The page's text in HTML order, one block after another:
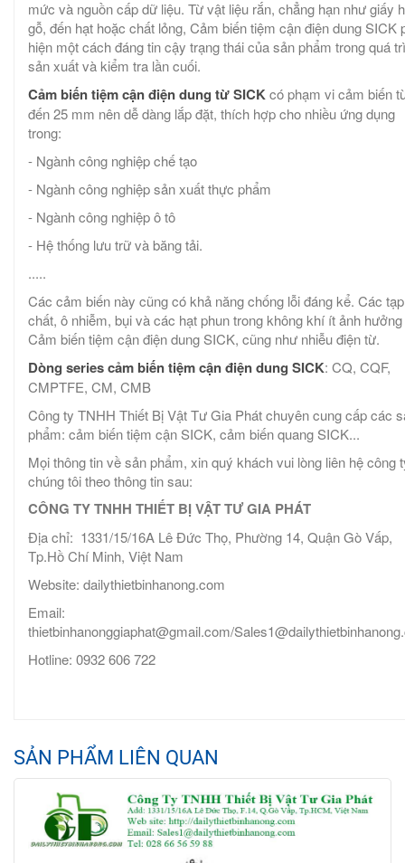
mức và nguồn cấp dữ liệu. Từ vật liệu rắn, chẳng hạn như giấy
gỗ, đến hạt hoặc chất lỏng, Cảm biến tiệm cận điện dung SICK
hiện một cách đáng tin cậy trạng thái của sản phẩm trong quá
sản xuất và kiểm tra lần cuối.
Cảm biến tiệm cận điện dung từ SICKcó phạm vi cảm biến
đến 25 mm nên dễ dàng lắp đặt, thích hợp cho nhiều ứng dụng
trong:
- Ngành công nghiệp chế tạo
- Ngành công nghiệp sản xuất thực phẩm
- Ngành công nghiệp ô tô
- Hệ thống lưu trữ và băng tải.
.....
Các cảm biến này cũng có khả năng chống lỗi đáng kể. Các tạp
chất, ô nhiễm, bụi và các hạt phun trong không khí ít ảnh
Cảm biến tiệm cận điện dung SICK, cũng như nhiễu điện từ.
Dòng series cảm biến tiệm cận điện dung SICK: CQ, CQF,
CMPTFE, CM, CMB
Công ty TNHH Thiết Bị Vật Tư Gia Phát chuyên cung cấp các
phẩm: cảm biến tiệm cận SICK, cảm biến quang SICK...
Mọi thông tin về sản phẩm, xin quý khách vui lòng liên hệ công
chúng tôi theo thông tin sau:
CÔNG TY TNHH THIẾT BỊ VẬT TƯ GIA PHÁT
Địa chỉ: 1331/15/16A Lê Đức Thọ, Phường 14, Quận Gò Vấp,
Tp.Hồ Chí Minh, Việt Nam
Website: dailythietbinhanong.com
Email:
thietbinhanonggiaphat@gmail.com/
Hotline: 0932 606 722
SẢN PHẨM LIÊN QUAN